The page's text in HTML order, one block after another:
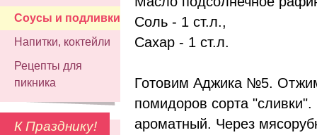
Соусы и подливки
Напитки, коктейли
Рецепты для
пикника
К Празднику!
Соль - 1 ст.л.,
Сахар - 1 ст.л.
Готовим Аджика №5.
помидоров сорта "сливки".
ароматный. Через